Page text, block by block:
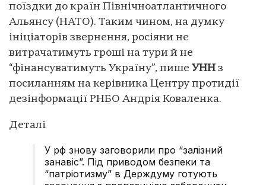
поїздки до країн Північноатлантичного
Альянсу (НАТО). Таким чином, на думку
ініціаторів звернення, росіяни не
витрачатимуть гроші на тури й не
“фінансуватимуть Україну”, пише УНН з
посиланням на керівника Центру протидії
дезінформації РНБО Андрія Коваленка.
Деталі
У рф знову заговорили про “залізний
занавіс”. Під приводом безпеки та
“патріотизму” в Держдуму готують